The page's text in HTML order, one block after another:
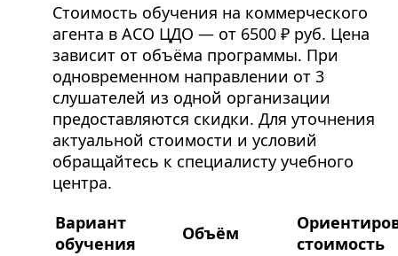
Стоимость обучения на коммерческого
агента в АСО ЦДО — от 6500 ₽ руб. Цена
зависит от объёма программы. При
одновременном направлении от 3
слушателей из одной организации
предоставляются скидки. Для уточнения
актуальной стоимости и условий
обращайтесь к специалисту учебного
центра.
Вариант
обучения
Объём
стоимость